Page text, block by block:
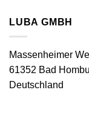
LUBA GMBH
Massenheimer
61352 Bad
Deutschland